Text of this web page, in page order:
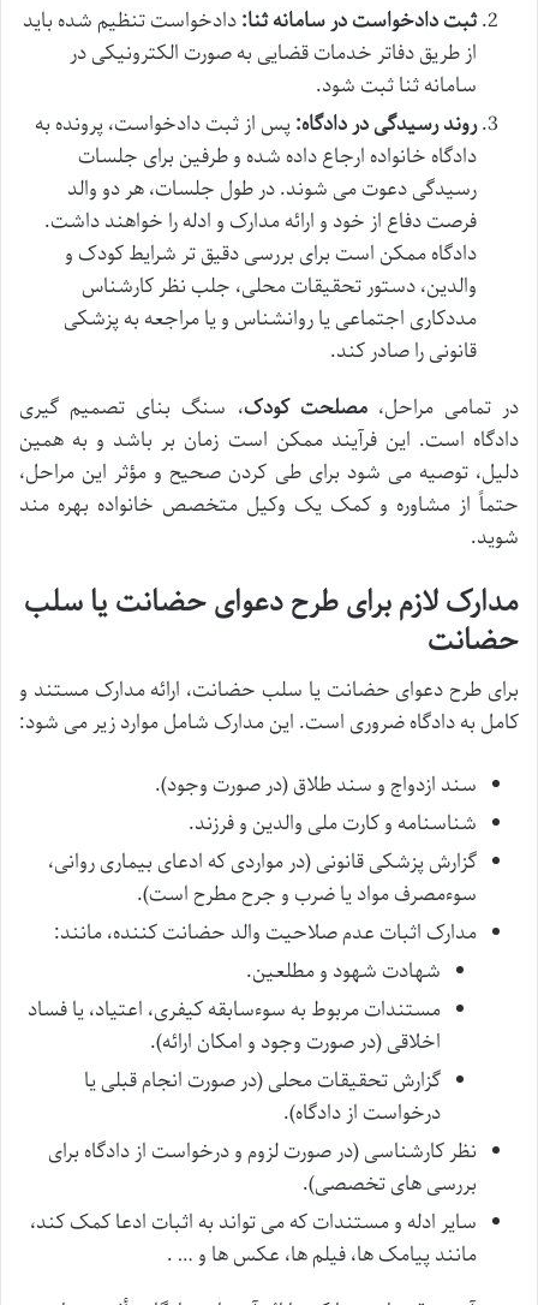
ثبت دادخواست در سامانه ثنا:دادخواست تنظیم شده باید
از طریق دفاتر خدمات قضایی به صورت الکترونیکی در
سامانه ثنا ثبت شود.
روند رسیدگی در دادگاه:پس از ثبت دادخواست، پرونده به
دادگاه خانواده ارجاع داده شده و طرفین برای جلسات
رسیدگی دعوت می شوند. در طول جلسات، هر دو والد
فرصت دفاع از خود و ارائه مدارک و ادله را خواهند داشت.
دادگاه ممکن است برای بررسی دقیق تر شرایط کودک و
والدین، دستور تحقیقات محلی، جلب نظر کارشناس
مددکاری اجتماعی یا روانشناس و یا مراجعه به پزشکی
قانونی را صادر کند.
در تمامی مراحل،مصلحت کودک، سنگ بنای تصمیم گیری
دادگاه است. این فرآیند ممکن است زمان بر باشد و به همین
دلیل، توصیه می شود برای طی کردن صحیح و مؤثر این مراحل،
حتماً از مشاوره و کمک یک وکیل متخصص خانواده بهره مند
شوید.
مدارک لازم برای طرح دعوای حضانت یا سلب
حضانت
برای طرح دعوای حضانت یا سلب حضانت، ارائه مدارک مستند و
کامل به دادگاه ضروری است. این مدارک شامل موارد زیر می شود:
سند ازدواج و سند طلاق (در صورت وجود).
شناسنامه و کارت ملی والدین و فرزند.
گزارش پزشکی قانونی (در مواردی که ادعای بیماری روانی،
سوءمصرف مواد یا ضرب و جرح مطرح است).
مدارک اثبات عدم صلاحیت والد حضانت کننده، مانند:
شهادت شهود و مطلعین.
مستندات مربوط به سوءسابقه کیفری، اعتیاد، یا فساد
اخلاقی (در صورت وجود و امکان ارائه).
گزارش تحقیقات محلی (در صورت انجام قبلی یا
درخواست از دادگاه).
نظر کارشناسی (در صورت لزوم و درخواست از دادگاه برای
بررسی های تخصصی).
سایر ادله و مستندات که می تواند به اثبات ادعا کمک کند،
مانند پیامک ها، فیلم ها، عکس ها و … .